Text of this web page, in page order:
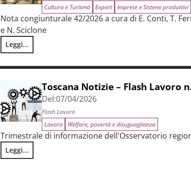
Cultura e Turismo Export Imprese e Sistemi produttivi
Nota congiunturale 42/2026 a cura di E. Conti, T.
e N. Sciclone
Leggi...
L’economia toscana tra tenuta e rallentamento
Toscana Notizie – Flash Lavoro
Del:07/04/2026
Flash Lavoro
Lavoro
Welfare, povertà e disuguaglianza
Trimestrale di informazione dell'Osservatorio
Leggi...
Toscana Notizie – Flash Lavoro n. 67/2026